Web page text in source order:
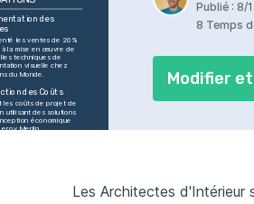
des
les ventes de 20%
à la mise en œuvre de
techniques de
visuelle chez
du Monde.
des Coûts
les coûts de projet de
utilisant des solutions
économique
Merlin.
leur productivité de
Publié : 8/
8 Temps
Modifier
Les Architectes d'Intérieur